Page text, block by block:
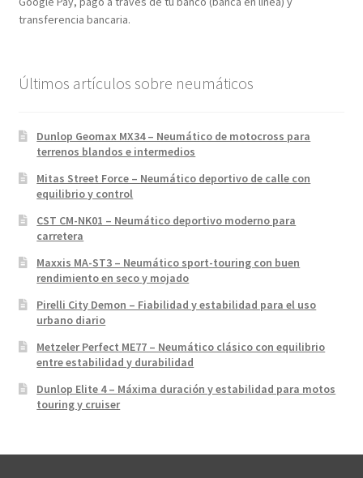
transferencia bancaria.
Últimos artículos sobre neumáticos
Dunlop Geomax MX34 – Neumático de motocross para
terrenos blandos e intermedios
Mitas Street Force – Neumático deportivo de calle con
equilibrio y control
CST CM-NK01 – Neumático deportivo moderno para
carretera
Maxxis MA-ST3 – Neumático sport-touring con buen
rendimiento en seco y mojado
Pirelli City Demon – Fiabilidad y estabilidad para el uso
urbano diario
Metzeler Perfect ME77 – Neumático clásico con equilibrio
entre estabilidad y durabilidad
Dunlop Elite 4 – Máxima duración y estabilidad para motos
touring y cruiser